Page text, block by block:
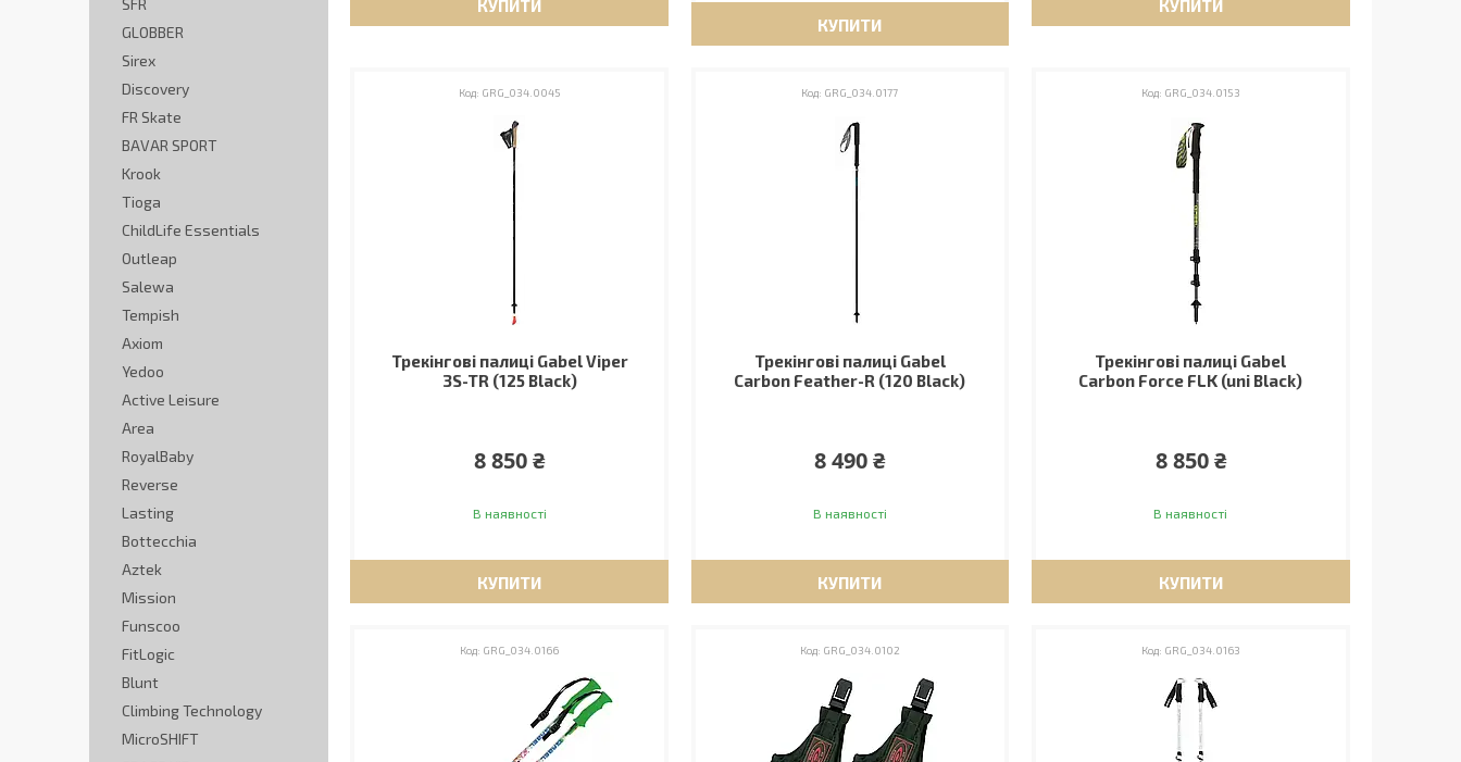
КУПИТИ
КУПИТИ
КУПИТИ
GRG_034.0045
Трекінгові палиці Gabel Viper
3S-TR (125 Black)
8 850 ₴
В наявності
КУПИТИ
GRG_034.0177
Трекінгові палиці Gabel
Carbon Feather-R (120 Black)
8 490 ₴
В наявності
КУПИТИ
GRG_034.0153
Трекінгові палиці Gabel
Carbon Force FLK (uni Black)
8 850 ₴
В наявності
КУПИТИ
GRG_034.0166 GRG_034.0102 GRG_034.0163
SFR
GLOBBER
Sirex
Discovery
FR Skate
BAVAR SPORT
Krook
Tioga
ChildLife Essentials
Outleap
Salewa
Tempish
Axiom
Yedoo
Active Leisure
Area
RoyalBaby
Reverse
Lasting
Bottecchia
Aztek
Mission
Funscoo
FitLogic
Blunt
Climbing Technology
MicroSHIFT